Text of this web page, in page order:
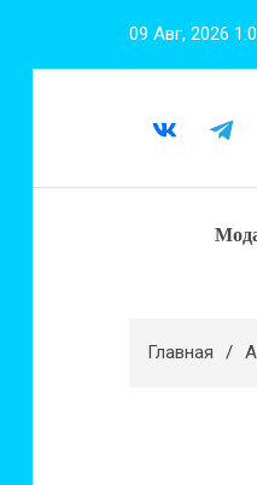
09 Авг, 2026
Главная